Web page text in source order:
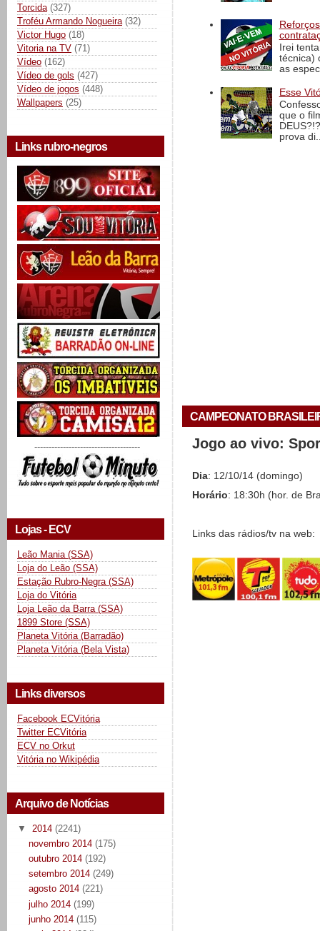
Torcida (327)
Troféu Armando Nogueira (32)
Victor Hugo (18)
Vitoria na TV (71)
Vídeo (162)
Vídeo de gols (427)
Vídeo de jogos (448)
Wallpapers (25)
Links rubro-negros
-------------------------------------
Lojas - ECV
Leão Mania (SSA)
Loja do Leão (SSA)
Estação Rubro-Negra (SSA)
Loja do Vitória
Loja Leão da Barra (SSA)
1899 Store (SSA)
Planeta Vitória (Barradão)
Planeta Vitória (Bela Vista)
Links diversos
Facebook ECVitória
Twitter ECVitória
ECV no Orkut
Vitória no Wikipédia
Arquivo de Notícias
▼ 2014 (2241)
novembro 2014 (175)
outubro 2014 (192)
setembro 2014 (249)
agosto 2014 (221)
julho 2014 (199)
junho 2014 (115)
Irei
técnica)
as
Esse
que o
prova
CAMPEONATO
Jogo ao vivo:
Dia: 12/10/14 (domingo)
Horário: 18:30h (hor. de
Links das rádios/tv na web: